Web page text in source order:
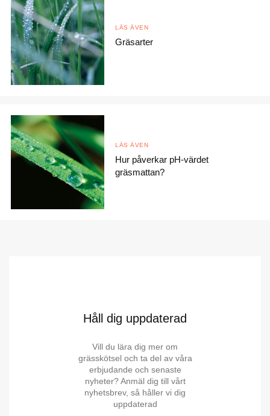
LÄS ÄVEN
Gräsarter
LÄS ÄVEN
Hur påverkar pH-värdet
gräsmattan?
Håll dig uppdaterad
Vill du lära dig mer om
grässkötsel och ta del av våra
erbjudande och senaste
nyheter? Anmäl dig till vårt
nyhetsbrev, så håller vi dig
uppdaterad